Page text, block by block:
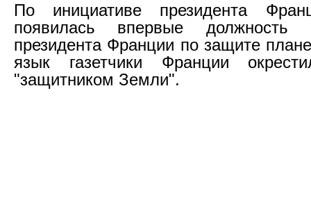
По инициативе президента
появилась впервые должность
президента Франции по защите
язык газетчики Франции
"защитником Земли".